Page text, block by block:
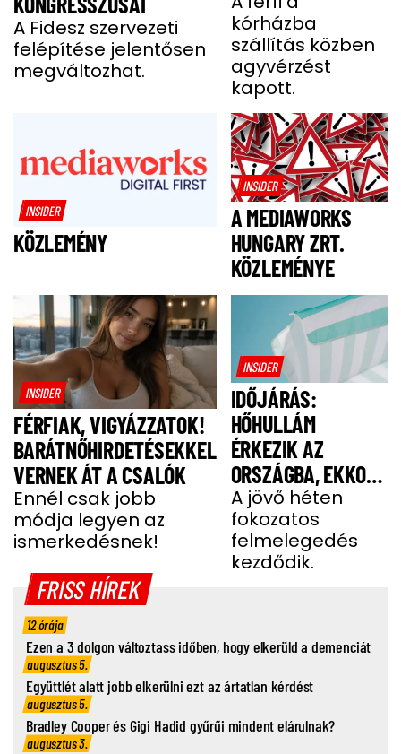
A Fidesz szervezeti
felépítése jelentősen
megváltozhat.
KÓMÁBAN FEKÜDT
A BALESETE UTÁN
kórházba
szállítás közben
agyvérzést
kapott.
INSIDER
KÖZLEMÉNY
INSIDER
A MEDIAWORKS
HUNGARY ZRT.
KÖZLEMÉNYE
INSIDER
FÉRFIAK, VIGYÁZZATOK!
BARÁTNŐHIRDETÉSEKKEL
VERNEK ÁT A CSALÓK
Ennél csak jobb
módja legyen az
ismerkedésnek!
INSIDER
IDŐJÁRÁS:
HŐHULLÁM
ÉRKEZIK AZ
ORSZÁGBA, EKKOR
ÉR IDE
A jövő héten
fokozatos
felmelegedés
kezdődik.
FRISS HÍREK
12 órája
Ezen a 3 dolgon változtass időben, hogy elkerüld a demenciát
augusztus 5.
Együttlét alatt jobb elkerülni ezt az ártatlan kérdést
augusztus 5.
Bradley Cooper és Gigi Hadid gyűrűi mindent elárulnak?
augusztus 3.